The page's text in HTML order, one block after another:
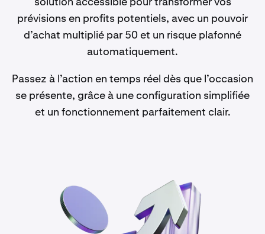
prévisions en profits potentiels, avec un pouvoir
d’achat multiplié par 50 et un risque plafonné
automatiquement.
Passez à l’action en temps réel dès que l’occasion
se présente, grâce à une configuration simplifiée
et un fonctionnement parfaitement clair.